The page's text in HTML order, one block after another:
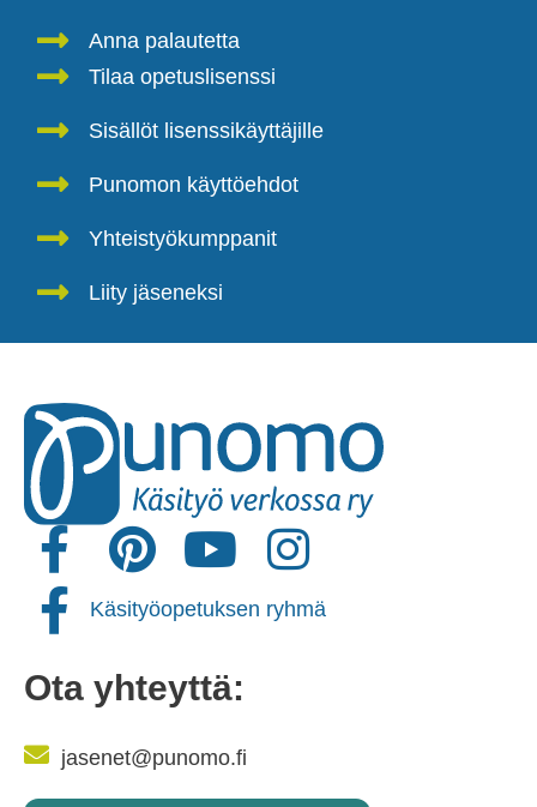
Anna palautetta
Tilaa opetuslisenssi
Sisällöt lisenssikäyttäjille
Punomon käyttöehdot
Yhteistyökumppanit
Liity jäseneksi
Käsityöopetuksen ryhmä
Ota yhteyttä:
jasenet@punomo.fi